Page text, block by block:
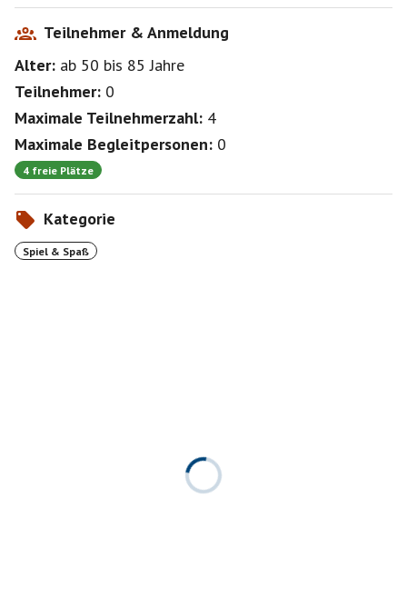
Teilnehmer & Anmeldung
Alter: ab 50 bis 85Jahre
Teilnehmer: 0
Maximale Teilnehmerzahl: 4
Maximale Begleitpersonen: 0
4 freie Plätze
Kategorie
Spiel & Spaß